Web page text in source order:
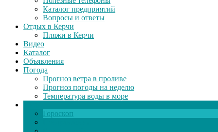
Каталог предприятий
Вопросы и ответы
Отдых в Керчи
Пляжи в Керчи
Видео
Каталог
Объявления
Погода
Прогноз ветра в проливе
Прогноз погоды на неделю
Температура воды в море
Гороскоп